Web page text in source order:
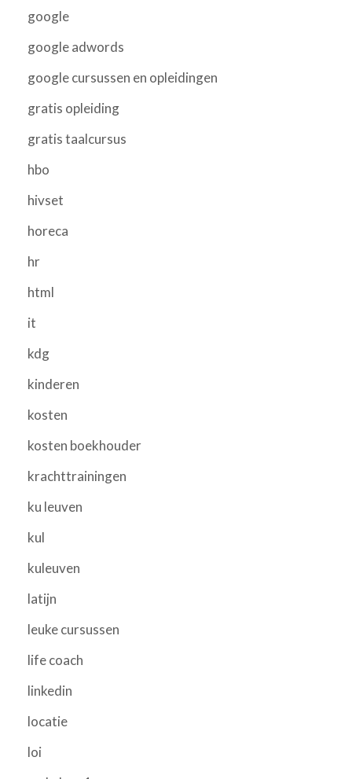
google
google adwords
google cursussen en opleidingen
gratis opleiding
gratis taalcursus
hbo
hivset
horeca
hr
html
it
kdg
kinderen
kosten
kosten boekhouder
krachttrainingen
ku leuven
kul
kuleuven
latijn
leuke cursussen
life coach
linkedin
locatie
loi